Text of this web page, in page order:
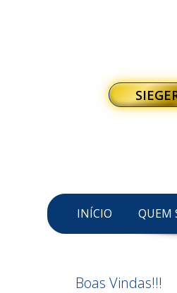
INÍCIO QUEM
Boas Vindas!!!